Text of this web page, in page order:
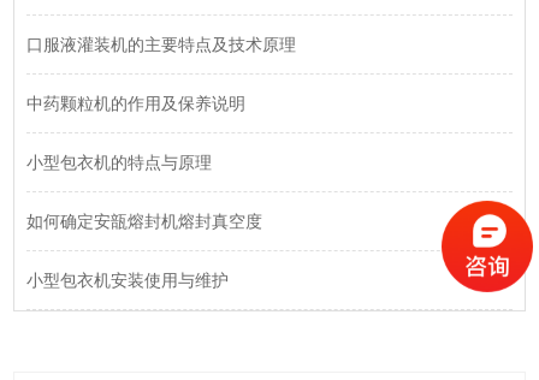
口服液灌装机的主要特点及技术原理
中药颗粒机的作用及保养说明
小型包衣机的特点与原理
如何确定安瓿熔封机熔封真空度
小型包衣机安装使用与维护